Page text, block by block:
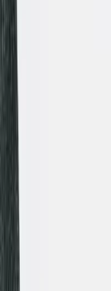
3